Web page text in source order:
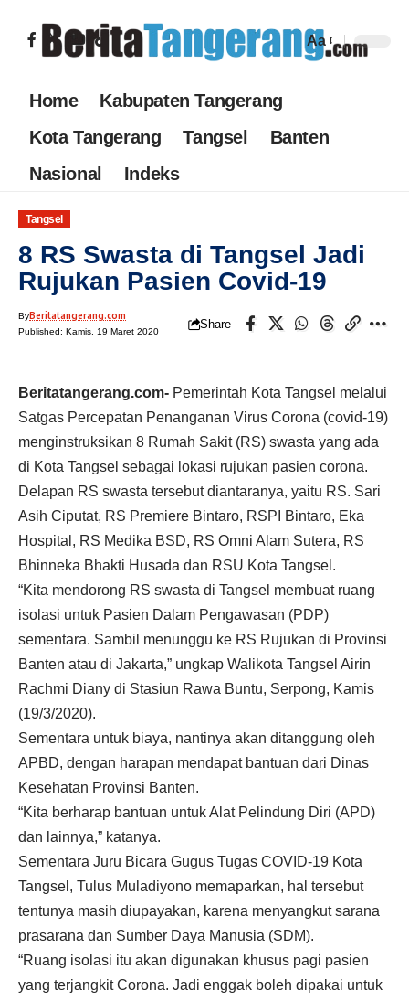
Aa
Home
Kabupaten Tangerang
Kota Tangerang
Tangsel
Banten
Nasional
Indeks
Tangsel
8 RS Swasta di Tangsel Jadi
Rujukan Pasien Covid-19
ByBeritatangerang.com
Published: Kamis, 19 Maret 2020
Share
Beritatangerang.com- Pemerintah Kota Tangsel melalui
Satgas Percepatan Penanganan Virus Corona (covid-19)
menginstruksikan 8 Rumah Sakit (RS) swasta yang ada
di Kota Tangsel sebagai lokasi rujukan pasien corona.
Delapan RS swasta tersebut diantaranya, yaitu RS. Sari
Asih Ciputat, RS Premiere Bintaro, RSPI Bintaro, Eka
Hospital, RS Medika BSD, RS Omni Alam Sutera, RS
Bhinneka Bhakti Husada dan RSU Kota Tangsel.
“Kita mendorong RS swasta di Tangsel membuat ruang
isolasi untuk Pasien Dalam Pengawasan (PDP)
sementara. Sambil menunggu ke RS Rujukan di Provinsi
Banten atau di Jakarta,” ungkap Walikota Tangsel Airin
Rachmi Diany di Stasiun Rawa Buntu, Serpong, Kamis
(19/3/2020).
Sementara untuk biaya, nantinya akan ditanggung oleh
APBD, dengan harapan mendapat bantuan dari Dinas
Kesehatan Provinsi Banten.
“Kita berharap bantuan untuk Alat Pelindung Diri (APD)
dan lainnya,” katanya.
Sementara Juru Bicara Gugus Tugas COVID-19 Kota
Tangsel, Tulus Muladiyono memaparkan, hal tersebut
tentunya masih diupayakan, karena menyangkut sarana
prasarana dan Sumber Daya Manusia (SDM).
“Ruang isolasi itu akan digunakan khusus pagi pasien
yang terjangkit Corona. Jadi enggak boleh dipakai untuk